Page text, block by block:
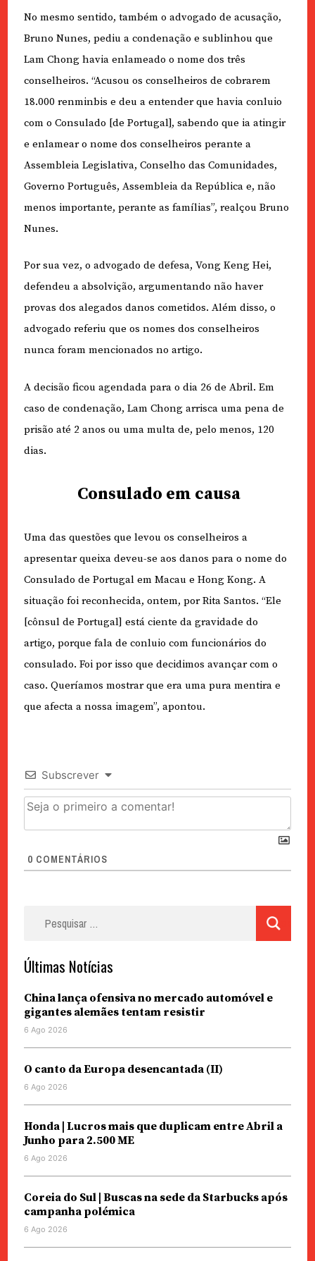
No mesmo sentido, também o advogado de acusação,
Bruno Nunes, pediu a condenação e sublinhou que
Lam Chong havia enlameado o nome dos três
conselheiros. “Acusou os conselheiros de cobrarem
18.000 renminbis e deu a entender que havia conluio
com o Consulado [de Portugal], sabendo que ia atingir
e enlamear o nome dos conselheiros perante a
Assembleia Legislativa, Conselho das Comunidades,
Governo Português, Assembleia da República e, não
menos importante, perante as famílias”, realçou Bruno
Nunes.
Por sua vez, o advogado de defesa, Vong Keng Hei,
defendeu a absolvição, argumentando não haver
provas dos alegados danos cometidos. Além disso, o
advogado referiu que os nomes dos conselheiros
nunca foram mencionados no artigo.
A decisão ficou agendada para o dia 26 de Abril. Em
caso de condenação, Lam Chong arrisca uma pena de
prisão até 2 anos ou uma multa de, pelo menos, 120
dias.
Consulado em causa
Uma das questões que levou os conselheiros a
apresentar queixa deveu-se aos danos para o nome do
Consulado de Portugal em Macau e Hong Kong. A
situação foi reconhecida, ontem, por Rita Santos. “Ele
[cônsul de Portugal] está ciente da gravidade do
artigo, porque fala de conluio com funcionários do
consulado. Foi por isso que decidimos avançar com o
caso. Queríamos mostrar que era uma pura mentira e
que afecta a nossa imagem”, apontou.
Subscrever
0 COMENTÁRIOS
Últimas Notícias
China lança ofensiva no mercado automóvel e
gigantes alemães tentam resistir
6 Ago 2026
O canto da Europa desencantada (II)
6 Ago 2026
Honda | Lucros mais que duplicam entre Abril a
Junho para 2.500 ME
6 Ago 2026
Coreia do Sul | Buscas na sede da Starbucks após
campanha polémica
6 Ago 2026